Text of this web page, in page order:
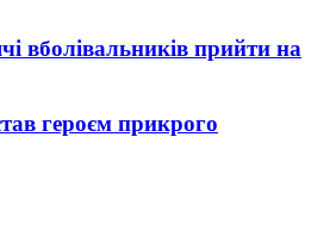
вболівальників прийти на
героєм прикрого